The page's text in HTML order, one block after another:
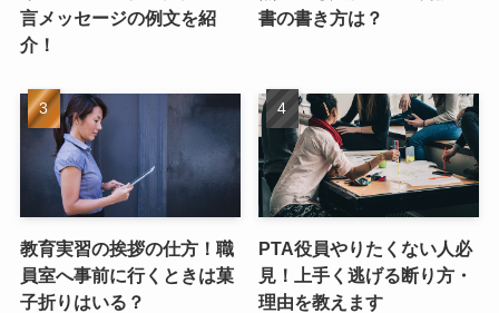
言メッセージの例文を紹
介！
書の書き方は？
教育実習の挨拶の仕方！職
員室へ事前に行くときは菓
子折りはいる？
PTA役員やりたくない人必
見！上手く逃げる断り方・
理由を教えます